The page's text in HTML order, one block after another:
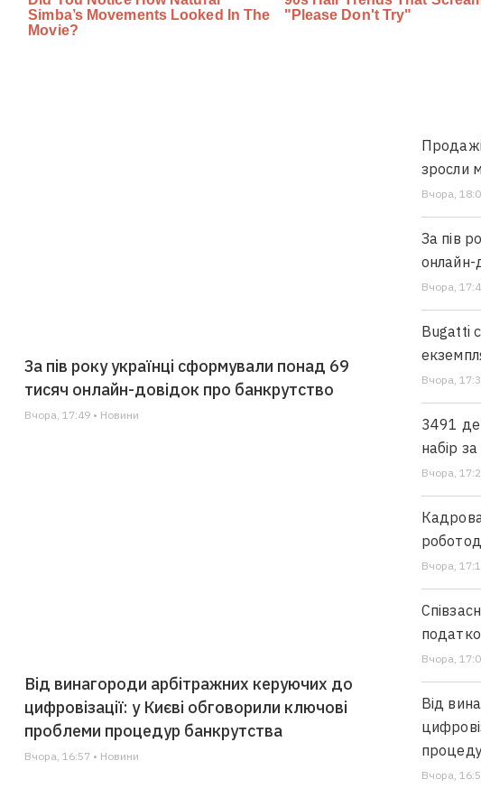
За пів року українці сформували понад 69
тисяч онлайн-довідок про банкрутство
Вчора, 17:49 • Новини
Від винагороди арбітражних керуючих до
цифровізації: у Києві обговорили ключові
проблеми процедур банкрутства
Вчора, 16:57 • Новини
зросли
Вчора,
За пів
онлайн-
Вчора,
Bugatti
Вчора,
3491
набір
Вчора,
Кадрова
Вчора,
Вчора,
Від
Вчора,